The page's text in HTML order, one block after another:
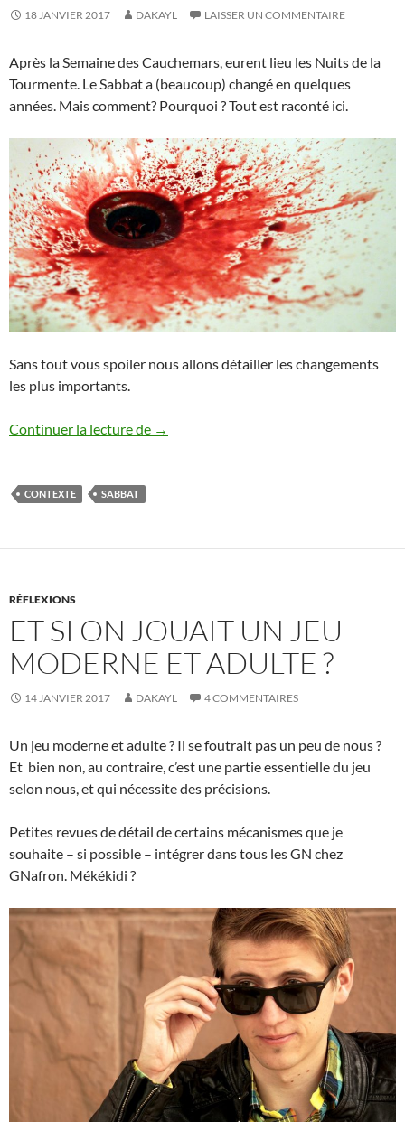
18 JANVIER 2017 DAKAYL LAISSER UN COMMENTAIRE
Après la Semaine des Cauchemars, eurent lieu les Nuits de la
Tourmente. Le Sabbat a (beaucoup) changé en quelques
années. Mais comment? Pourquoi ? Tout est raconté ici.
Sans tout vous spoiler nous allons détailler les changements
les plus importants.
Continuer la lecture de Que changent les Nuits de la Tourmente
→
CONTEXTE SABBAT
RÉFLEXIONS
ET SI ON JOUAIT UN JEU
MODERNE ET ADULTE ?
14 JANVIER 2017 DAKAYL 4 COMMENTAIRES
Un jeu moderne et adulte ? Il se foutrait pas un peu de nous ?
Et bien non, au contraire, c’est une partie essentielle du jeu
selon nous, et qui nécessite des précisions.
Petites revues de détail de certains mécanismes que je
souhaite – si possible – intégrer dans tous les GN chez
GNafron. Mékékidi ?